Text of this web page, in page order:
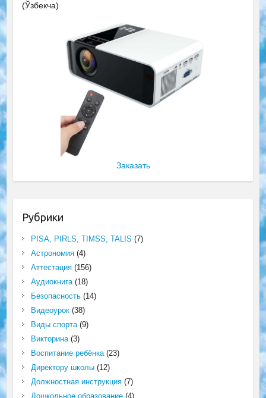
(Ўзбекча)
Заказать
Рубрики
PISA, PIRLS, TIMSS, TALIS (7)
Астрономия(4)
Аттестация(156)
Аудиокнига(18)
Безопасность(14)
Видеоурок(38)
Виды спорта(9)
Викторина(3)
Воспитание ребёнка(23)
Директору школы(12)
Должностная инструкция(7)
Дошкольное образование(4)